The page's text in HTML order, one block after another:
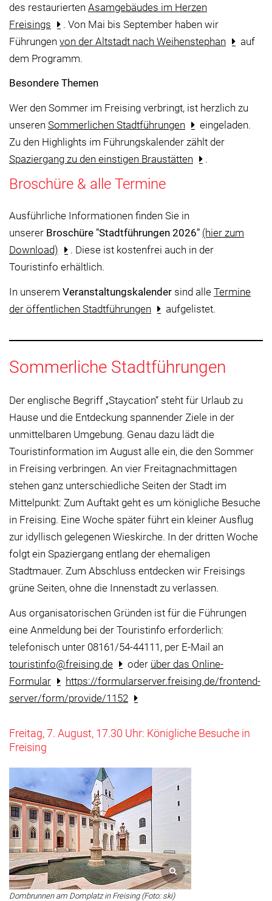
des restaurierten Asamgebäudes im Herzen
Freisings
. Von Mai bis September haben wir
Führungen von der Altstadt nach Weihenstephan
auf
dem Programm.
Besondere Themen
Wer den Sommer im Freising verbringt, ist herzlich zu
unseren Sommerlichen Stadtführungen
eingeladen.
Zu den Highlights im Führungskalender zählt der
Spaziergang zu den einstigen Braustätten
.
Broschüre & alle Termine
Ausführliche Informationen finden Sie in
unserer Broschüre "Stadtführungen 2026" (hier zum
Download)
. Diese ist kostenfrei auch in der
Touristinfo erhältlich.
In unserem Veranstaltungskalender sind alle Termine
der öffentlichen Stadtführungen
aufgelistet.
Sommerliche Stadtführungen
Der englische Begriff „Staycation“ steht für Urlaub zu
Hause und die Entdeckung spannender Ziele in der
unmittelbaren Umgebung. Genau dazu lädt die
Touristinformation im August alle ein, die den Sommer
in Freising verbringen. An vier Freitagnachmittagen
stehen ganz unterschiedliche Seiten der Stadt im
Mittelpunkt: Zum Auftakt geht es um königliche Besuche
in Freising. Eine Woche später führt ein kleiner Ausflug
zur idyllisch gelegenen Wieskirche. In der dritten Woche
folgt ein Spaziergang entlang der ehemaligen
Stadtmauer. Zum Abschluss entdecken wir Freisings
grüne Seiten, ohne die Innenstadt zu verlassen.
Aus organisatorischen Gründen ist für die Führungen
eine Anmeldung bei der Touristinfo erforderlich:
telefonisch unter 08161/54-44111, per E-Mail an
touristinfo@freising.de
oder über das Online-
Formular
https://formularserver.freising.de/frontend-
server/form/provide/1152
Freitag, 7. August, 17.30 Uhr: Königliche Besuche in
Freising
Dombrunnen am Domplatz in Freising (Foto: ski)